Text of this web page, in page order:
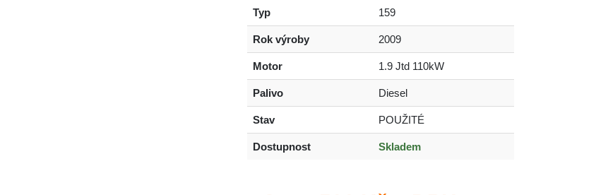
Typ 159
Rok výroby 2009
Motor 1.9 Jtd 110kW
Palivo Diesel
Stav POUŽITÉ
Dostupnost Skladem